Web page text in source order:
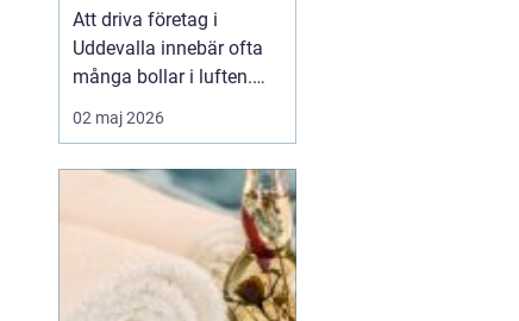
ekonomi
Att driva företag i
Uddevalla innebär ofta
många bollar i luften.
Kunder, leveranser,
personal och
fungera samtidigt som
ekonomin behöver vara i
ordning. För många
företagare blir
redovisningen en källa
02 maj 2026